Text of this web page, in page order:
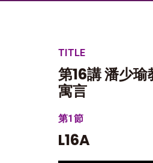
TITLE
第16講 潘少
寓言
第1節
L16A